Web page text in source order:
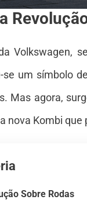
Volkswagen,
se um símbolo
Mas agora,
nova Kombi
Sobre Rodas